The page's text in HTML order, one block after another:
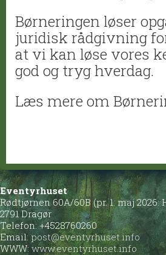
Børneringen løser
juridisk rådgivning
at vi kan løse vores
god og tryg hverdag.
Læs mere om
Eventyrhuset
Rødtjørnen 60A/60B (pr. 1. maj
2791 Dragør
Telefon: +4528760260
Email:post@eventyrhuset.info
WWW:www.eventyrhuset.info